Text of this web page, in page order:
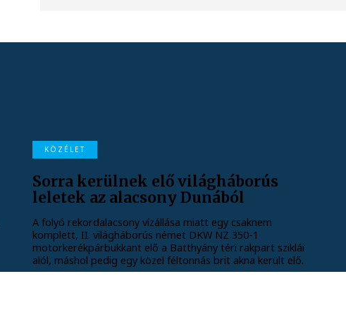
KÖZÉLET
Sorra kerülnek elő világháborús
leletek az alacsony Dunából
A folyó rekordalacsony vízállása miatt egy csaknem
komplett, II. világháborús német DKW NZ 350-1
motorkerékpárbukkant elő a Batthyány téri rakpart sziklái
alól, máshol pedig egy közel féltonnás brit akna került elő.